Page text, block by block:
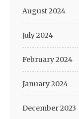
August 2024
July 2024
February 2024
January 2024
December 2023